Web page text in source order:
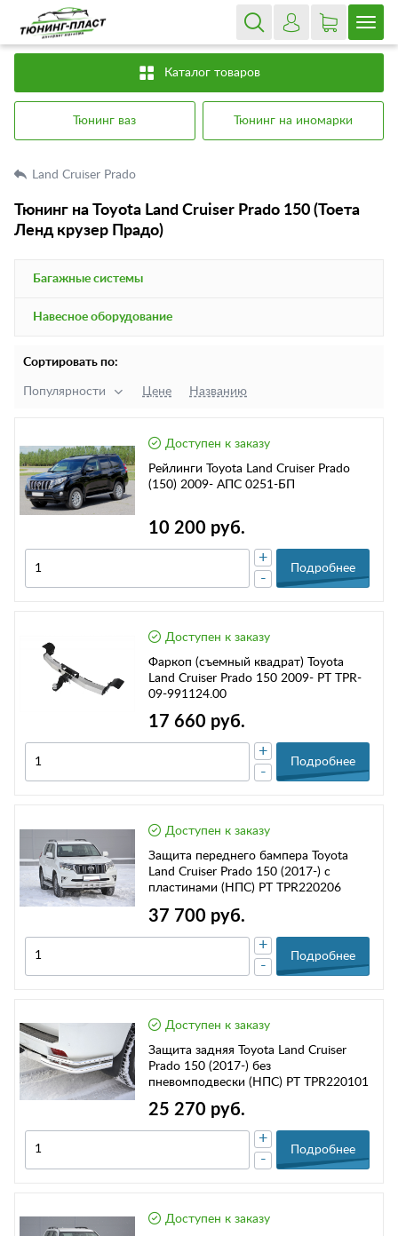
Каталог товаров
Тюнинг ваз Тюнинг на иномарки
Land Cruiser Prado
Тюнинг на Toyota Land Cruiser Prado 150 (Тоета
Ленд крузер Прадо)
Багажные системы
Навесное оборудование
Сортировать по:
Популярности Цене Названию
Доступен к заказу
Рейлинги Toyota Land Cruiser Prado
(150) 2009- АПС 0251-БП
10 200 руб.
-
+
Подробнее
Доступен к заказу
Фаркоп (съемный квадрат) Toyota
Land Cruiser Prado 150 2009- РТ TPR-
09-991124.00
17 660 руб.
-
+
Подробнее
Доступен к заказу
Защита переднего бампера Toyota
Land Cruiser Prado 150 (2017-) с
пластинами (НПС) РТ TPR220206
37 700 руб.
-
+
Подробнее
Доступен к заказу
Защита задняя Toyota Land Cruiser
Prado 150 (2017-) без
пневомподвески (НПС) РТ TPR220101
25 270 руб.
-
+
Подробнее
Доступен к заказу